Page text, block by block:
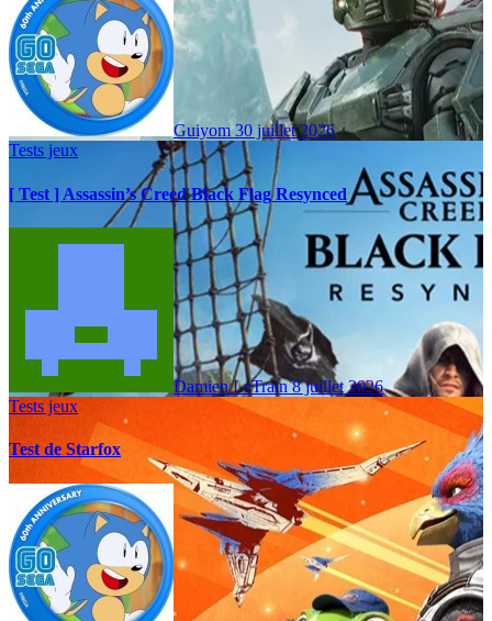
Guiyom30 juillet 2026
Tests jeux
[ Test ] Assassin’s Creed Black Flag Resynced
Damien LeTrain8 juillet 2026
Tests jeux
Test de Starfox